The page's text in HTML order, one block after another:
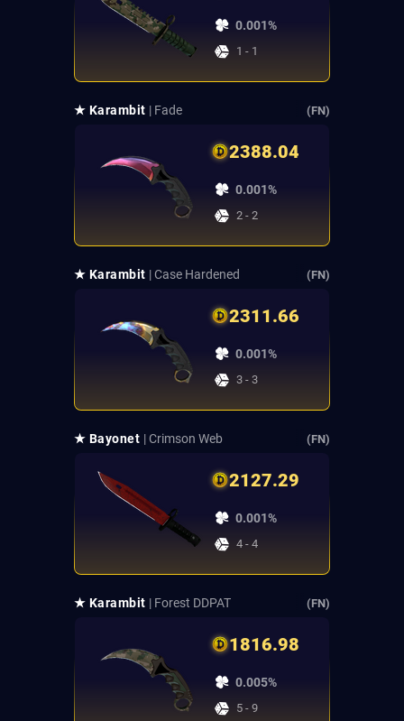
0.001%
1 - 1
★ Karambit | Fade (FN)
2388.04
0.001%
2 - 2
★ Karambit | Case Hardened (FN)
2311.66
0.001%
3 - 3
★ Bayonet | Crimson Web (FN)
2127.29
0.001%
4 - 4
★ Karambit | Forest DDPAT (FN)
1816.98
0.005%
5 - 9